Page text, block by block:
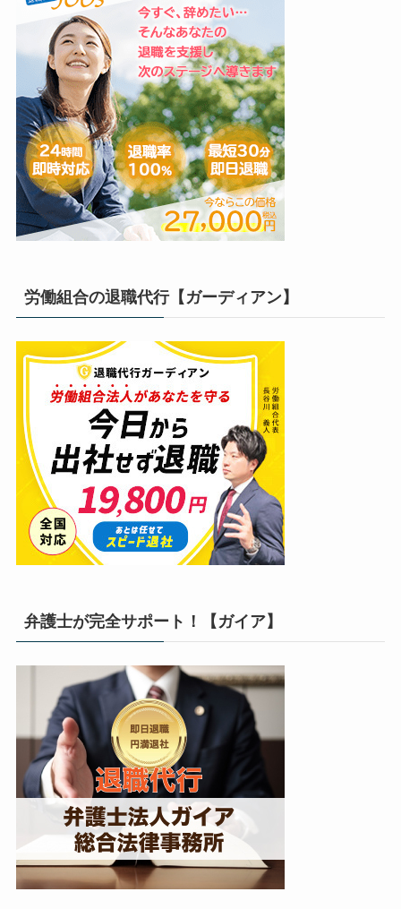
労働組合の退職代行【ガーディアン】
弁護士が完全サポート！【ガイア】